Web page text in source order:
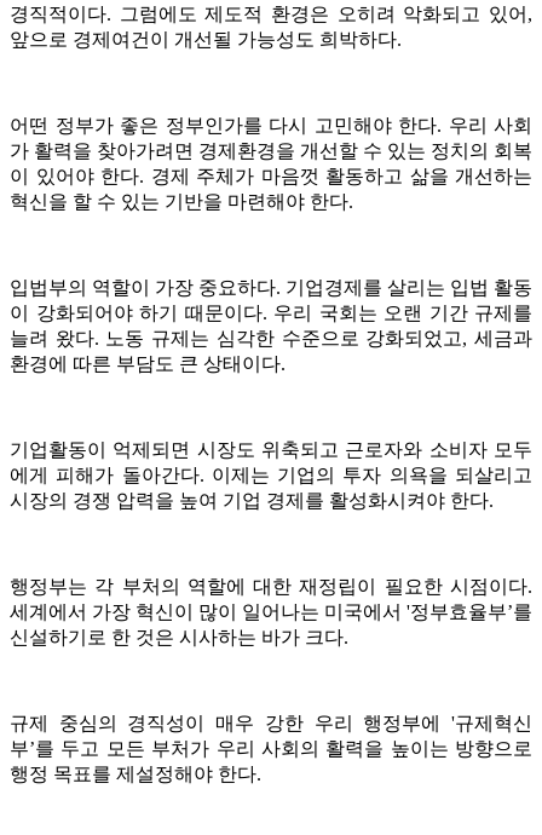
경직적이다. 그럼에도 제도적 환경은 오히려 악화되고 있어,
앞으로 경제여건이 개선될 가능성도 희박하다.
어떤 정부가 좋은 정부인가를 다시 고민해야 한다. 우리 사회
가 활력을 찾아가려면 경제환경을 개선할 수 있는 정치의 회복
이 있어야 한다. 경제 주체가 마음껏 활동하고 삶을 개선하는
혁신을 할 수 있는 기반을 마련해야 한다.
입법부의 역할이 가장 중요하다. 기업경제를 살리는 입법 활동
이 강화되어야 하기 때문이다. 우리 국회는 오랜 기간 규제를
늘려 왔다. 노동 규제는 심각한 수준으로 강화되었고, 세금과
환경에 따른 부담도 큰 상태이다.
기업활동이 억제되면 시장도 위축되고 근로자와 소비자 모두
에게 피해가 돌아간다. 이제는 기업의 투자 의욕을 되살리고
시장의 경쟁 압력을 높여 기업 경제를 활성화시켜야 한다.
행정부는 각 부처의 역할에 대한 재정립이 필요한 시점이다.
세계에서 가장 혁신이 많이 일어나는 미국에서 '정부효율부’를
신설하기로 한 것은 시사하는 바가 크다.
규제 중심의 경직성이 매우 강한 우리 행정부에 '규제혁신
부’를 두고 모든 부처가 우리 사회의 활력을 높이는 방향으로
행정 목표를 제설정해야 한다.